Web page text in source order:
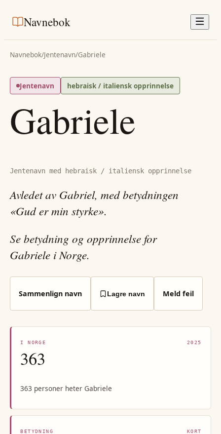
Navnebok
Navnebok/Jentenavn/Gabriele
Jentenavn hebraisk / italiensk opprinnelse
Gabriele
Jentenavn med hebraisk / italiensk opprinnelse
Avledet av Gabriel, med betydningen
«Gud er min styrke».
Se betydning og opprinnelse for
Gabriele i Norge.
Sammenlign navn Lagre navn Meld feil
I NORGE 2025
363
363 personer heter Gabriele
BETYDNING KORT